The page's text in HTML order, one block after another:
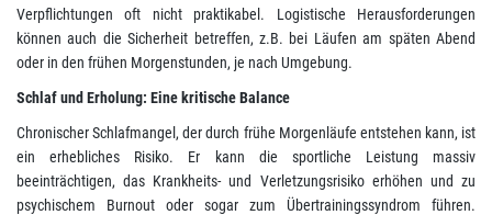
Verpflichtungen oft nicht praktikabel. Logistische Herausforderungen
können auch die Sicherheit betreffen, z.B. bei Läufen am späten Abend
oder in den frühen Morgenstunden, je nach Umgebung.
Schlaf und Erholung: Eine kritische Balance
Chronischer Schlafmangel, der durch frühe Morgenläufe entstehen kann, ist
ein erhebliches Risiko. Er kann die sportliche Leistung massiv
beeinträchtigen, das Krankheits- und Verletzungsrisiko erhöhen und zu
psychischem Burnout oder sogar zum Übertrainingssyndrom führen.